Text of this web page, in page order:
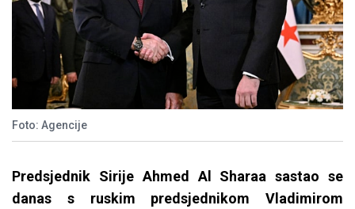
Foto: Agencije
Predsjednik Sirije Ahmed Al Sharaa sastao se
danas s ruskim predsjednikom Vladimirom